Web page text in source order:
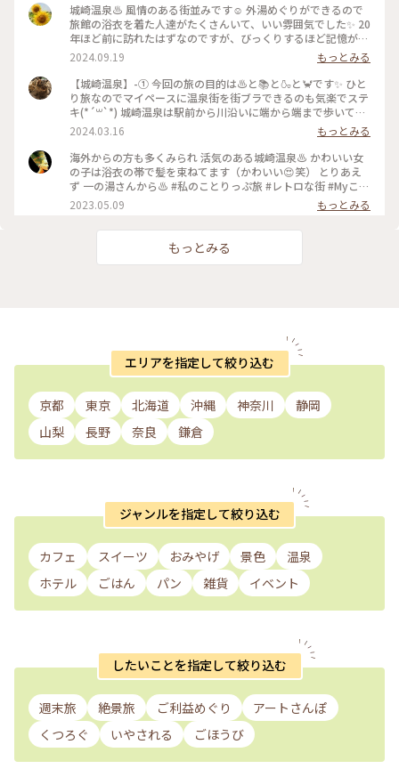
城崎温泉♨️ 風情のある街並みです☺️ 外湯めぐりができるので
旅館の浴衣を着た人達がたくさんいて、いい雰囲気でした✨ 20
年ほど前に訪れたはずなのですが、びっくりするほど記憶があ
りません😱 それに引き換え夫は、ここに車止めてここ歩いて
ここの温泉に入ってその後あそこへ行って…と、気持ち悪いく
らいに記憶が鮮明！ そうか、私はやんちゃ坊主2人連れて歩く
のが精一杯で、ゆっくり景色見てる余裕はなかったんだな、と
夫を恨めしく思いました😑 川沿いに立ち並ぶ建物や柳の木も
美しく、徐々に日が暮れて明かりが灯っていく様子も美しかっ
たです。 雪景色の城崎温泉も見たくなりました🥰 #城崎温泉 #
温泉 #城崎 #豊岡 #兵庫 #ことりっぷ旅2024 #クラシカルな街
2024.09.19
もっとみる
【城崎温泉】-① 今回の旅の目的は♨️と📚と🍶と🦀です✨ ひと
り旅なのでマイペースに温泉街を街ブラできるのも気楽でステ
キ(*´꒳`*) 城崎温泉は駅前から川沿いに端から端まで歩いて約
30分くらいの温泉街で、 「まち全体がおおきな温泉宿」とい
う考え方をされているそうです🏡 駅前は玄関、道は廊下、宿
は客室、外湯は大浴場で、お土産屋さんは売店、飲食店は食
堂。 本当にこの言葉が実感として感じられるステキな温泉街
でした。 お土産屋さんの店員さんもお宿の方もみんなフレン
ドリー😊めっちゃ親切✨ 今の時期だと有名な川沿いの柳に葉っ
ぱがなくてちょっと写真が寂しげですが😅 でもカニ食べれる
すが、城崎温泉の宿に泊まればゆめぱという湯巡りパスをもら
えて入浴料なしで何回でも何箇所でも入れます♨️ 今回私は7つ
の外湯制覇を目論んで余裕をもって2泊したんですが 使用期間
お土産屋さんや飲食店も夜遅くまでやってるしお店の方も話し
かけてくれるので、 女ひとり夜に浴衣で下駄をカラコロ言わ
せながらブラついてても危険を微塵も感じませんでした😳すご
い‼︎ 街歩き中に食べ歩きできるスイーツ屋さんや飲食店もたく
さんあってすごい好きな温泉街になりました🥰 （2024.3.10〜
2024.3.12） #温泉 #まち歩き #めっちゃ歩いた #ひとり旅 #ご
褒美旅行 #城崎温泉 #ことりっぷ城崎温泉 #私のことりっぷ旅
2024.03.16
もっとみる
海外からの方も多くみられ 活気のある城崎温泉♨️ かわいい女
の子は浴衣の帯で髪を束ねてます（かわいい😍笑） とりあえ
ず 一の湯さんから♨️ #私のことりっぷ旅 #レトロな街 #Myこと
りっぷ #ゴールデンウィーク #快晴 #駅前には全旅館の下駄が
お出迎え
2023.05.09 もっとみる
もっとみる
エリアを指定して絞り込む
京都 東京 北海道 沖縄 神奈川
静岡
山梨
長野 奈良 鎌倉
ジャンルを指定して絞り込む
カフェ スイーツ おみやげ 景色
温泉
ホテル
ごはん パン 雑貨 イベント
したいことを指定して絞り込む
週末旅 絶景旅 ご利益めぐり
アートさんぽ
くつろぐ
いやされる ごほうび